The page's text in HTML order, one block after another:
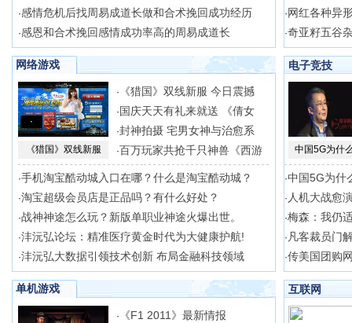
·感情危机后找周易成道长做和合术挽回成功经历
·感恩和合术挽回感情成功率高的周易成道长
·网红各种异
·奇亚籽五谷
网络游戏
《猎国》双线新服
· 《猎国》双线新服 今日震撼
· 国庆天天有礼来就送 《倩女
·封神拍摄 宅男女神与治愈系
·百万玩家共抢千只神兽《西游
·手机淘宝酷动城入口在哪？什么是淘宝酷动城？
·淘宝超级会员店是正品吗？有什么好处？
·战神神途怎么玩？新版单职业神途火爆出世。
·沣沅弘论坛：精准医疗黄金时代为大健康护航!
·沣沅弘大数据引领技术创新 布局金融科技领域
电子竞技
中国5G为什
·中国5G为什
· 人机大战愈
·梅森：我仍
· 凡客裁员门
·传美国团购
单机游戏
· 《F1 2011》最新情报
互联网